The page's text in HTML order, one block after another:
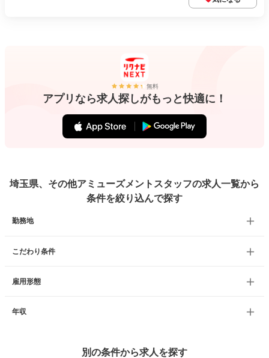
無料
アプリなら求人探しがもっと快適に！
埼玉県、その他アミューズメントスタッフの求人一覧から
条件を絞り込んで探す
勤務地
こだわり条件
雇用形態
年収
別の条件から求人を探す